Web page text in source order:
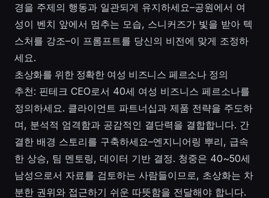
경을 주제의 행동과 일관되게 유지하세요–공원에서 여
성이 벤치 앞에서 멈추는 모습, 스니커즈가 빛을 받아 텍
스처를 강조–이 프롬프트를 당신의 비전에 맞게 조정하
세요.
초상화를 위한 정확한 여성 비즈니스 페르소나 정의
추천: 핀테크 CEO로서 40세 여성 비즈니스 페르소나를
정의하세요. 클라이언트 파트너십과 제품 전략을 주도하
며, 분석적 엄격함과 공감적인 결단력을 결합합니다. 간
결한 배경 스토리를 구축하세요–엔지니어링 뿌리, 급속
한 상승, 팀 멘토링, 데이터 기반 결정. 청중은 40~50세
남성으로서 자료를 검토하는 사람들이므로, 초상화는 차
분한 권위와 접근하기 쉬운 따뜻함을 전달해야 합니다.